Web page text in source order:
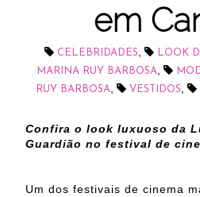
em
CELEBRIDADES, LOOK
MARINA RUY BARBOSA,
RUY BARBOSA, VESTIDOS,
Confira o look luxuoso da
Guardião no festival de
Um dos festivais de cinema